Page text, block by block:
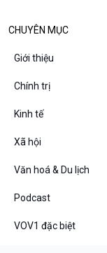
Podcast
CHUYÊN MỤC
Giới thiệu
Chính trị
Kinh tế
Xã hội
Văn hoá & Du lịch
Podcast
VOV1 đặc biệt